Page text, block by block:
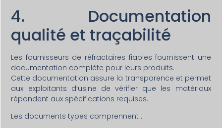
4. Documentation
qualité et traçabilité
Les fournisseurs de réfractaires fiables fournissent une
documentation complète pour leurs produits.
Cette documentation assure la transparence et permet
aux exploitants d’usine de vérifier que les matériaux
répondent aux spécifications requises.
Les documents types comprennent :